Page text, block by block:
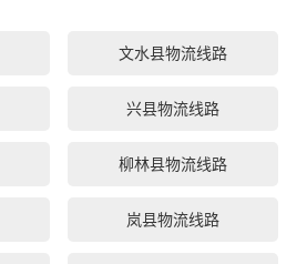
文水县物流线路
兴县物流线路
柳林县物流线路
岚县物流线路